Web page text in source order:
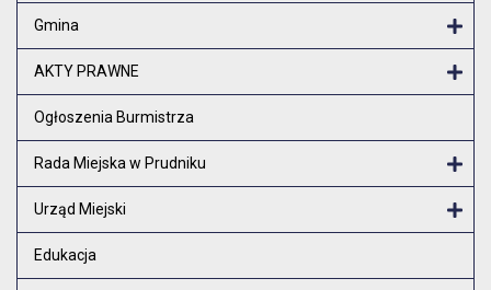
Gmina
AKTY PRAWNE
Ogłoszenia Burmistrza
Rada Miejska w Prudniku
Urząd Miejski
Edukacja